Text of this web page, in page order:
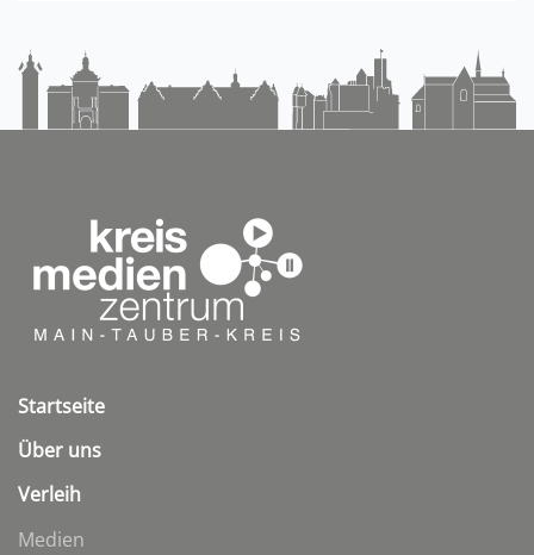
Startseite
Über uns
Verleih
Medien